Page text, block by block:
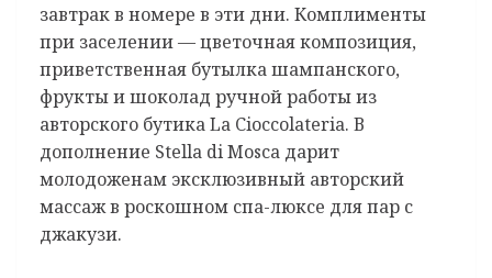
завтрак в номере в эти дни. Комплименты
при заселении — цветочная композиция,
приветственная бутылка шампанского,
фрукты и шоколад ручной работы из
авторского бутика La Cioccolateria. В
дополнение Stella di Mosca дарит
молодоженам эксклюзивный авторский
массаж в роскошном спа-люксе для пар с
джакузи.